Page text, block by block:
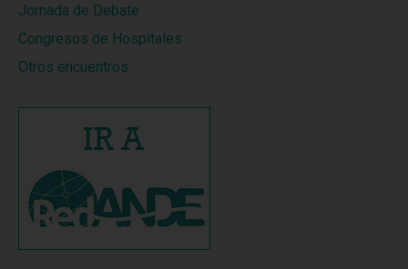
Jornada de Debate
Congresos de Hospitales
Otros encuentros